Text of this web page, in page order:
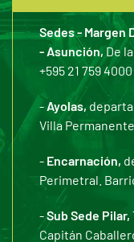
Sedes - Margen
- Asunción,De
+595 21 759 4000
-Ayolas,
Villa Permanente
- Encarnación,
Perimetral.
-Sub Sede Pilar,
Capitán